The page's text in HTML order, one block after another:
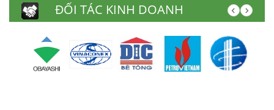
ĐỐI TÁC KINH DOANH